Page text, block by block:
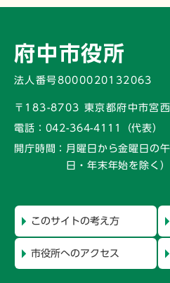
府中市役所
法人番号8000020132063
〒183-8703 東京都府中市宮
電話： 042-364-4111（代表）
開庁時間： 月曜日から金曜日の
日・年末年始を除く）
このサイトの考え方
市役所へのアクセス